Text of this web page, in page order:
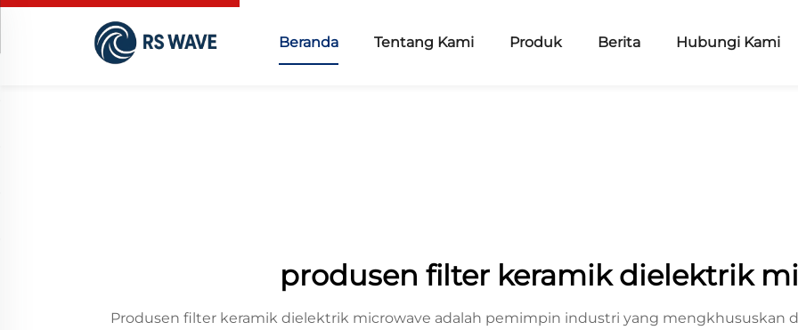
Beranda Tentang Kami Produk Berita Hubungi Kami
produsen filter keramik dielektrik
Produsen filter keramik dielektrik microwave adalah pemimpin industri yang mengkhususkan